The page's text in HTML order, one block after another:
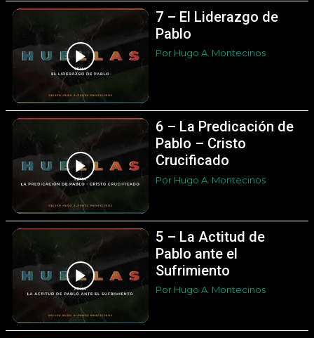
7 – El Liderazgo de
Pablo
Por Hugo A. Montecinos
6 – La Predicación de
Pablo – Cristo
Crucificado
Por Hugo A. Montecinos
5 – La Actitud de
Pablo ante el
Sufrimiento
Por Hugo A. Montecinos